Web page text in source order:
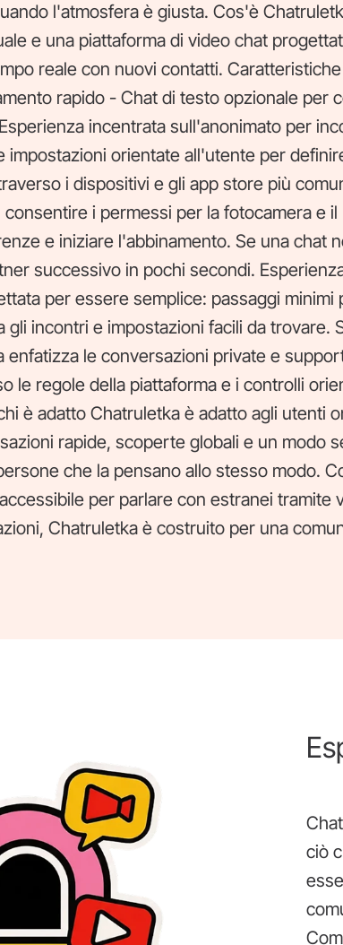
l'atmosfera è giusta. Cos'è
e una piattaforma di video chat
reale con nuovi contatti.
rapido - Chat di testo opzionale per
incentrata sull'anonimato per
impostazioni orientate all'utente per
i dispositivi e gli app store più
i permessi per la fotocamera e il
e iniziare l'abbinamento. Se una chat
successivo in pochi secondi.
per essere semplice: passaggi minimi
gli incontri e impostazioni facili da trovare.
enfatizza le conversazioni private e
le regole della piattaforma e i controlli
è adatto Chatruletka è adatto agli utenti
rapide, scoperte globali e un modo
che la pensano allo stesso modo.
per parlare con estranei tramite
Chatruletka è costruito per una
ciò